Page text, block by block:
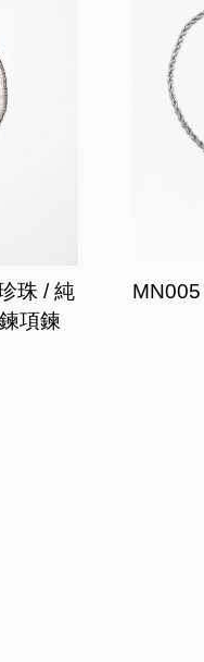
珠 / 純
項鍊